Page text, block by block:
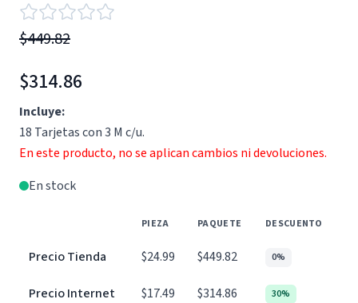
$449.82
$314.86
Incluye:
18 Tarjetas con 3 M c/u.
En este producto, no se aplican cambios ni devoluciones.
En stock
PIEZA PAQUETE DESCUENTO
Precio Tienda $24.99 $449.82 0%
Precio Internet $17.49 $314.86 30%